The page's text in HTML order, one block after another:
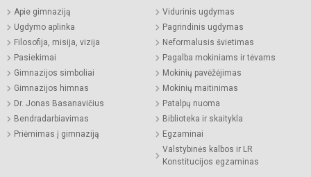
Apie gimnaziją
Ugdymo aplinka
Filosofija, misija, vizija
Pasiekimai
Gimnazijos simboliai
Gimnazijos himnas
Dr. Jonas Basanavičius
Bendradarbiavimas
Priėmimas į gimnaziją
Vidurinis ugdymas
Pagrindinis ugdymas
Neformalusis švietimas
Pagalba mokiniams ir tėvams
Mokinių pavėžėjimas
Mokinių maitinimas
Patalpų nuoma
Biblioteka ir skaitykla
Egzaminai
Valstybinės kalbos ir LR
Konstitucijos egzaminas